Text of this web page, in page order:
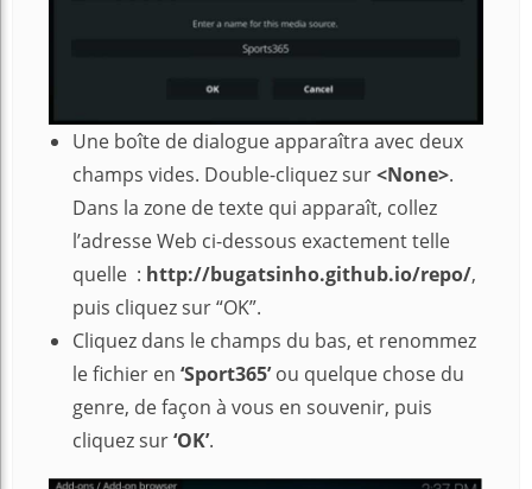
Une boîte de dialogue apparaîtra avec deux
champs vides. Double-cliquez sur<None>.
Dans la zone de texte qui apparaît, collez
l’adresse Web ci-dessous exactement telle
quelle : http://bugatsinho.github.io/repo/,
puis cliquez sur “OK”.
Cliquez dans le champs du bas, et renommez
le fichier en ‘Sport365’ou quelque chose du
genre, de façon à vous en souvenir, puis
cliquez sur‘OK’.